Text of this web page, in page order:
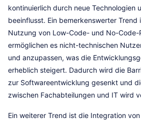
kontinuierlich durch neue Technologien
beeinflusst. Ein bemerkenswerter Trend
Nutzung von Low-Code- und No-Code-
ermöglichen es nicht-technischen
und anzupassen, was die
erheblich steigert. Dadurch wird die
zur Softwareentwicklung gesenkt und
zwischen Fachabteilungen und IT wird
Ein weiterer Trend ist die Integration